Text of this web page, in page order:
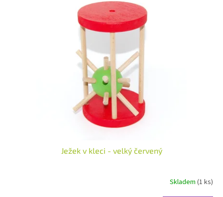
Ježek v kleci - velký červený
Skladem (1 ks)